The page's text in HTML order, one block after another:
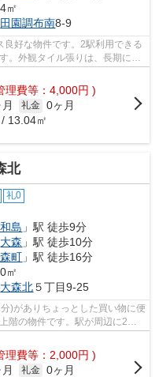
㎡
田園調布南8-9
好な物件です。2駅利用できる
。外観タイル張りは、長期にわ
理費等：4,000円 )
礼金 0ヶ月
13.04㎡
北
礼0
島 」駅 徒歩9分
大森 」駅 徒歩10分
町 」駅 徒歩16分
㎡
大森北５丁目9-25
)がありちょっとした買い物に便
階の物件です。駅が周辺に2つ
理費等：2,000円 )
礼金 0ヶ月